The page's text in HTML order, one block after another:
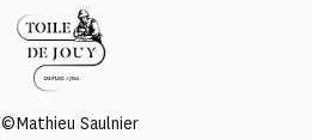
©Mathieu Saulnier